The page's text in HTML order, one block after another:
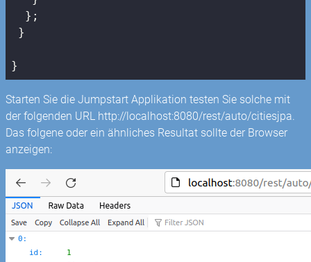
  };
}
}
Starten Sie die Jumpstart Applikation testen Sie solche mit
der folgenden URL http://localhost:8080/rest/auto/citiesjpa.
Das folgene oder ein ähnliches Resultat sollte der Browser
anzeigen: